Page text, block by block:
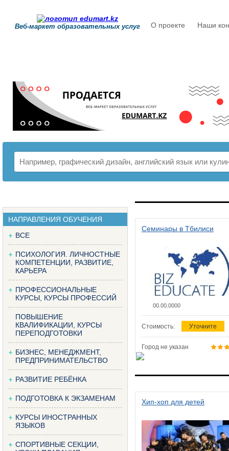
Веб-маркет образовательных услуг О проекте Наши
НАПРАВЛЕНИЯ ОБУЧЕНИЯ
ВСЕ
ПСИХОЛОГИЯ. ЛИЧНОСТНЫЕ
КОМПЕТЕНЦИИ, РАЗВИТИЕ,
КАРЬЕРА
ПРОФЕССИОНАЛЬНЫЕ
КУРСЫ, КУРСЫ ПРОФЕССИЙ
ПОВЫШЕНИЕ
КВАЛИФИКАЦИИ, КУРСЫ
ПЕРЕПОДГОТОВКИ
БИЗНЕС, МЕНЕДЖМЕНТ,
ПРЕДПРИНИМАТЕЛЬСТВО
РАЗВИТИЕ РЕБЁНКА
ПОДГОТОВКА К ЭКЗАМЕНАМ
КУРСЫ ИНОСТРАННЫХ
ЯЗЫКОВ
СПОРТИВНЫЕ СЕКЦИИ,
Семинары в Тбилиси
00.00.0000
Стоимость: Уточните
Город не указан
Хип-хоп для детей